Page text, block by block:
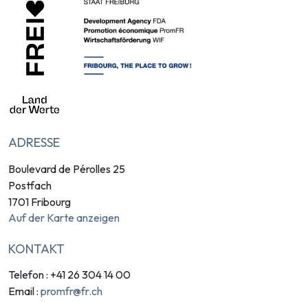
ADRESSE
Boulevard de Pérolles 25
Postfach
1701 Fribourg
Auf der Karte anzeigen
KONTAKT
Telefon : +41 26 304 14 00
Email : promfr@fr.ch